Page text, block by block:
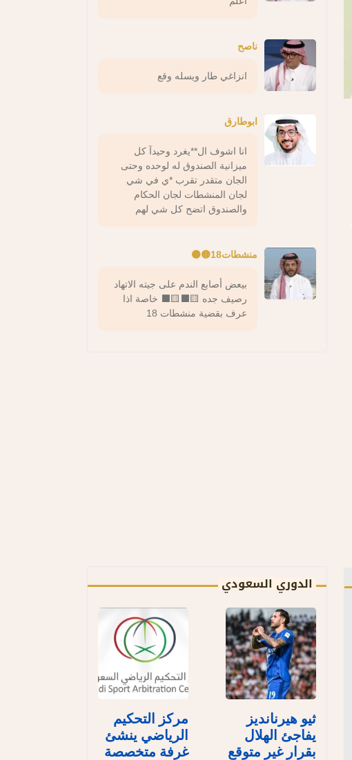
ناصح
انزاغي طار ويسله وقع
ابوطارق
انا اشوف ال**يغرد وحيدآ كل
ميزانية الصندوق له لوحده وحتى
الجان متقدر تقرب *ي في شي
لجان المنشطات لجان الحكام
والصندوق اتضح كل شي لهم
منشطات18🟡⚫️
بيعض أصابع الندم على جيته الاتهاد
رصيف جده 🟨⬛️🟨⬛️ خاصة اذا
عرف بقضية منشطات 18
الدوري السعودي
ثيو هيرنانديز
يفاجئ الهلال
بقرار غير متوقع
مركز التحكيم
الرياضي ينشئ
غرفة متخصصة